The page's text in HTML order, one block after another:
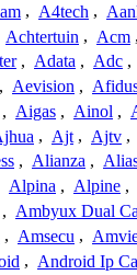
, A4tech ,
Achtertuin , Acm ,
, Adata , Adc ,
, Aevision ,
, Aigas , Ainol ,
, Ajt , Ajtv ,
, Alianza ,
Alpina , Alpine ,
, Ambyux Dual
, Amsecu ,
, Android Ip